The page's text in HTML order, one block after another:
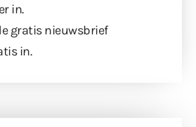
in.
gratis nieuwsbrief
in.